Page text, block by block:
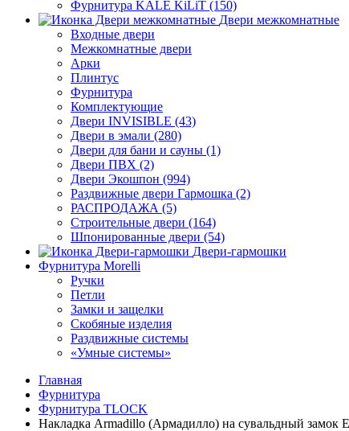
Фурнитура KALE KiLiT (150)
Двери межкомнатные
Входные двери
Межкомнатные двери
Арки
Плинтус
Фурнитура
Комплектующие
Двери INVISIBLE (43)
Двери в эмали (280)
Двери для бани и сауны (1)
Двери ПВХ (2)
Двери Экошпон (994)
Раздвижные двери Гармошка (2)
РАСПРОДАЖА (5)
Строительные двери (164)
Шпонированные двери (54)
Двери-гармошки
Фурнитура Morelli
Ручки
Петли
Замки и защелки
Скобяные изделия
Раздвижные системы
«Умные системы»
Главная
Фурнитура
Фурнитура TLOCK
Накладка Armadillo (Армадилло) на сувальдный замок